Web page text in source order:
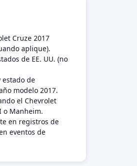
Cruze 2017
aplique).
de EE. UU. (no
estado de
modelo 2017.
el Chevrolet
o Manheim.
en registros de
eventos de